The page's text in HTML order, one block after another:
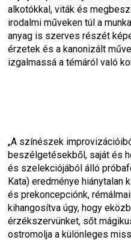
alkotókkal, viták és
irodalmi műveken túl a
anyag is szerves részét
érzetek és a kanonizált
izgalmassá a témáról való
„A színészek
beszélgetésekből, saját és
és szelekciójából álló
Kata) eredménye
és prekoncepciónk,
kihangosítva úgy, hogy
érzékszervünket, sőt
ostromolja a különleges